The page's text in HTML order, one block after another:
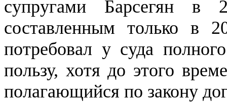
супругами Барсегян в
составленным только в
потребовал у суда
пользу, хотя до этого
полагающийся по закону